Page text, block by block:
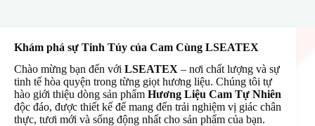
Khám phá sự Tinh Túy của Cam Cùng LSEATEX
Chào mừng bạn đến với LSEATEX – nơi chất lượng và sự
tinh tế hòa quyện trong từng giọt hương liệu. Chúng tôi tự
hào giới thiệu dòng sản phẩm Hương Liệu Cam Tự Nhiên
độc đáo, được thiết kế để mang đến trải nghiệm vị giác chân
thực, tươi mới và sống động nhất cho sản phẩm của bạn.